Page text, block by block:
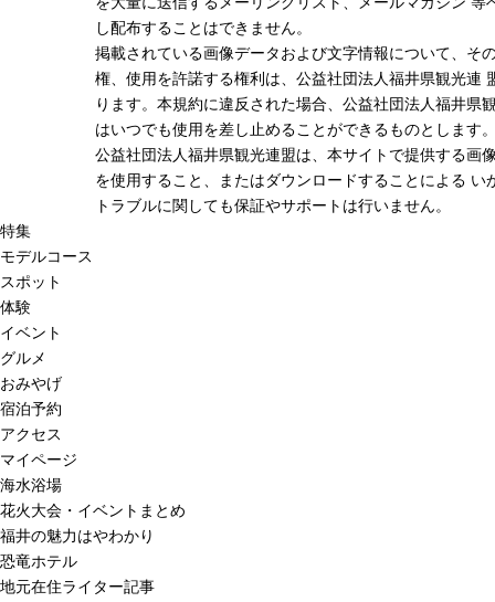
し配布することはできません。
掲載されている画像データおよび文字情報について、そ
権、使用を許諾する権利は、公益社団法人福井県観光連
ります。本規約に違反された場合、公益社団法人福井県
はいつでも使用を差し止めることができるものとします
公益社団法人福井県観光連盟は、本サイトで提供する画
を使用すること、またはダウンロードすることによる い
トラブルに関しても保証やサポートは行いません。
特集
モデルコース
スポット
体験
イベント
グルメ
おみやげ
宿泊予約
アクセス
マイページ
海水浴場
花火大会・イベントまとめ
福井の魅力はやわかり
恐竜ホテル
地元在住ライター記事